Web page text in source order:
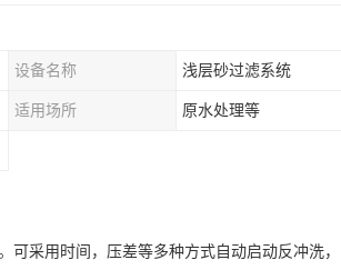
设备名称 浅层砂过滤系统
适用场所 原水处理等
采用时间，压差等多种方式自动启动反冲洗